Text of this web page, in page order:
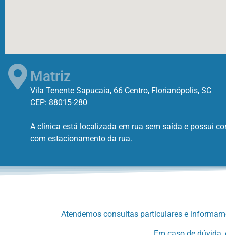
Matriz
Vila Tenente Sapucaia, 66 Centro, Florianópolis, SC
CEP: 88015-280
A clínica está localizada em rua sem saída e possui
com estacionamento da rua.
Atendemos consultas particulares e